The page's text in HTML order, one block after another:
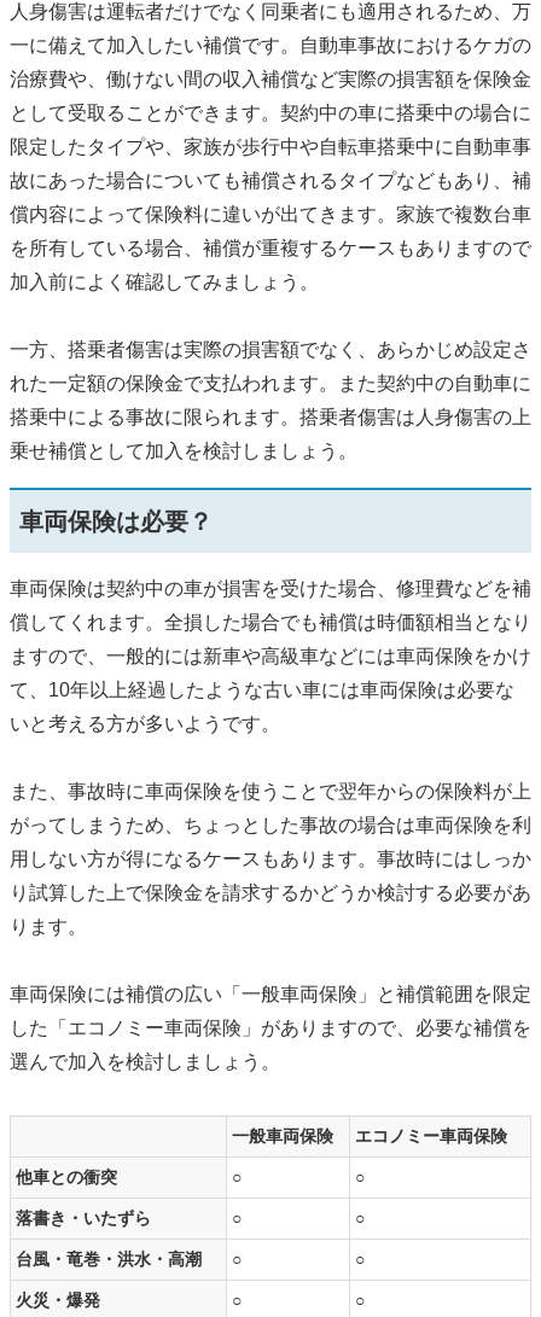
人身傷害は運転者だけでなく同乗者にも適用されるため、万
一に備えて加入したい補償です。自動車事故におけるケガの
治療費や、働けない間の収入補償など実際の損害額を保険金
として受取ることができます。契約中の車に搭乗中の場合に
限定したタイプや、家族が歩行中や自転車搭乗中に自動車事
故にあった場合についても補償されるタイプなどもあり、補
償内容によって保険料に違いが出てきます。家族で複数台車
を所有している場合、補償が重複するケースもありますので
加入前によく確認してみましょう。
一方、搭乗者傷害は実際の損害額でなく、あらかじめ設定さ
れた一定額の保険金で支払われます。また契約中の自動車に
搭乗中による事故に限られます。搭乗者傷害は人身傷害の上
乗せ補償として加入を検討しましょう。
車両保険は必要？
車両保険は契約中の車が損害を受けた場合、修理費などを補
償してくれます。全損した場合でも補償は時価額相当となり
ますので、一般的には新車や高級車などには車両保険をかけ
て、10年以上経過したような古い車には車両保険は必要な
いと考える方が多いようです。
また、事故時に車両保険を使うことで翌年からの保険料が上
がってしまうため、ちょっとした事故の場合は車両保険を利
用しない方が得になるケースもあります。事故時にはしっか
り試算した上で保険金を請求するかどうか検討する必要があ
ります。
車両保険には補償の広い「一般車両保険」と補償範囲を限定
した「エコノミー車両保険」がありますので、必要な補償を
選んで加入を検討しましょう。
一般車両保険 エコノミー車両保険
他車との衝突 ○ ○
落書き・いたずら ○ ○
台風・竜巻・洪水・高潮 ○ ○
火災・爆発 ○ ○